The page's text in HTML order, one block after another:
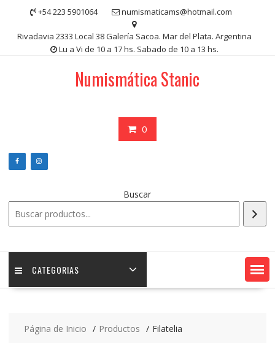
contenido
+54 223 5901064 numismaticams@hotmail.com
Rivadavia 2333 Local 38 Galería Sacoa. Mar del Plata. Argentina
Lu a Vi de 10 a 17 hs. Sabado de 10 a 13 hs.
Numismática Stanic
0
Buscar
CATEGORIAS
Página de Inicio Productos Filatelia